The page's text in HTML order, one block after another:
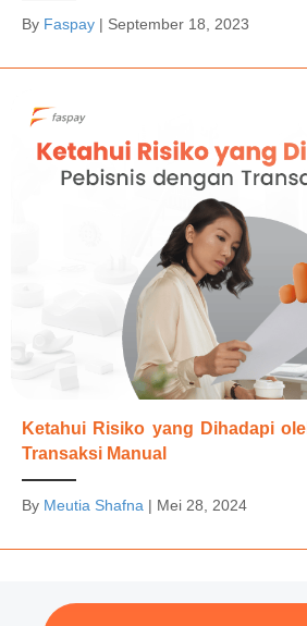
By Faspay | September 18, 2023
Ketahui Risiko yang Dihadapi
Transaksi Manual
By Meutia Shafna | Mei 28, 2024